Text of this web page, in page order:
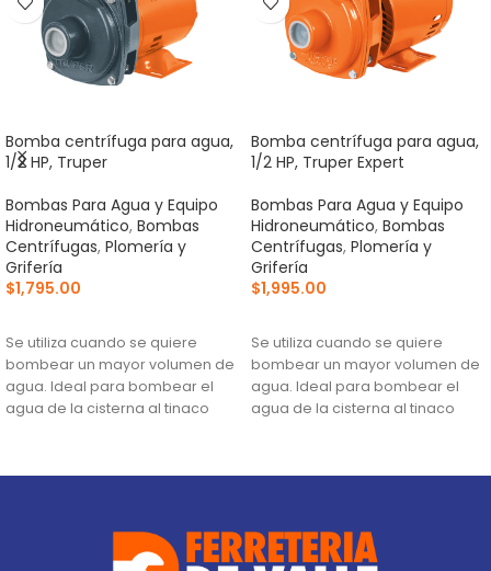
Bomba centrífuga para agua,
1/2 HP, Truper
Bombas Para Agua y Equipo
Hidroneumático, Bombas
Centrífugas, Plomería y
Grifería
$1,795.00
Se utiliza cuando se quiere
bombear un mayor volumen de
agua. Ideal para bombear el
agua de la cisterna al tinaco
Bomba centrífuga para agua,
1/2 HP, Truper Expert
Bombas Para Agua y Equipo
Hidroneumático, Bombas
Centrífugas, Plomería y
Grifería
$1,995.00
Se utiliza cuando se quiere
bombear un mayor volumen de
agua. Ideal para bombear el
agua de la cisterna al tinaco